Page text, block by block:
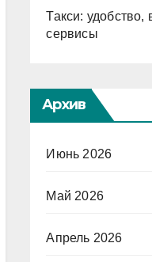
Такси:
сервисы
Архив
Июнь 2026
Май 2026
Апрель 2026